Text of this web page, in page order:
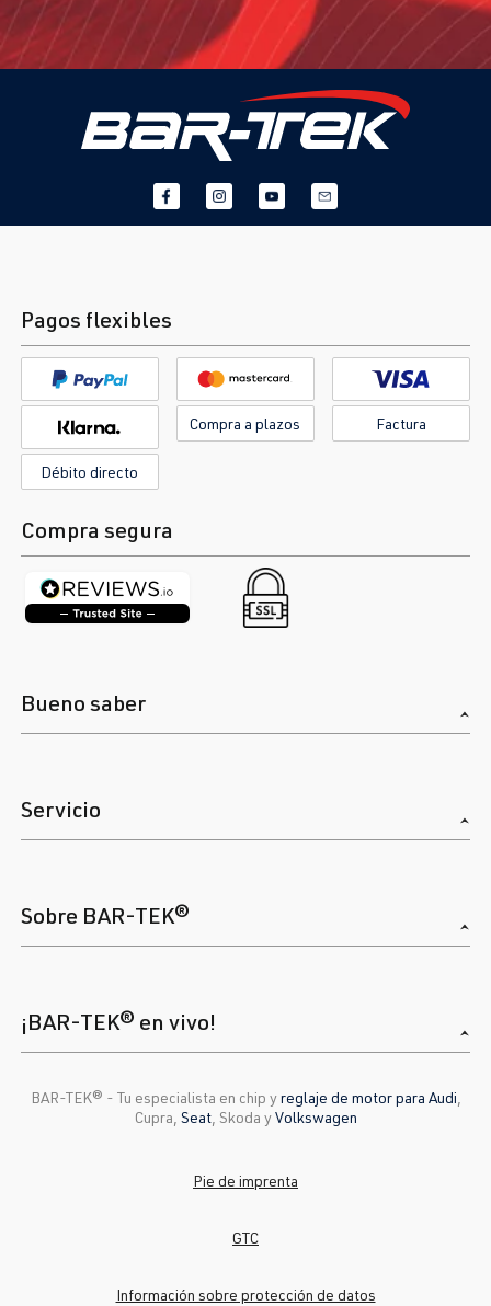
Pagos flexibles
Compra a plazos Factura
Débito directo
Compra segura
Bueno saber
Servicio
Sobre BAR-TEK®
¡BAR-TEK® en vivo!
BAR-TEK®️ - Tu especialista en chip yreglaje de motor para Audi
Cupra, Seat, Skoda yVolkswagen
Pie de imprenta
GTC
Información sobre protección de datos